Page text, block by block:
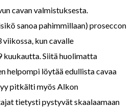
cavan valmistuksesta.
sanoa pahimmillaan) proseccon
viikossa, kun cavalle
kuukautta. Siitä huolimatta
helpompi löytää edullista cavaa
pitkälti myös Alkon
tietysti pystyvät skaalaamaan